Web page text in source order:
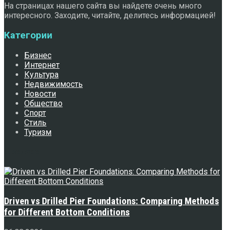
На страницах нашего сайта вы найдете очень много
интересного. Заходите, читайте, делитесь информацией!
Категории
Бизнес
Интернет
Культура
Недвижимость
Новости
Общество
Спорт
Стиль
Туризм
Driven vs Drilled Pier Foundations: Comparing Methods
for Different Bottom Conditions